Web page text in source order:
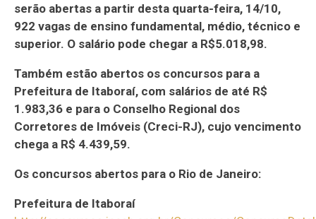
serão abertas a partir desta quarta-feira, 14/10,
922 vagas de ensino fundamental, médio, técnico e
superior. O salário pode chegar a R$5.018,98.
Também estão abertos os concursos para a
Prefeitura de Itaboraí, com salários de até R$
1.983,36 e para o Conselho Regional dos
Corretores de Imóveis (Creci-RJ), cujo vencimento
chega a R$ 4.439,59.
Os concursos abertos para o Rio de Janeiro:
Prefeitura de Itaboraí